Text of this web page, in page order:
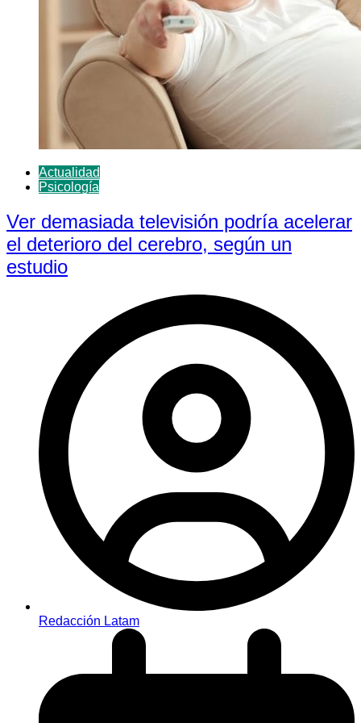
Actualidad
Psicología
Ver demasiada televisión podría acelerar
el deterioro del cerebro, según un
estudio
Redacción Latam